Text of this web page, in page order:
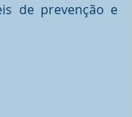
de prevenção e